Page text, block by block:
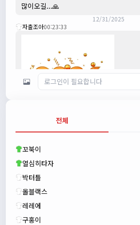
많이오길...🙏
12/31/2025
자출조아00:23:33
새해 복많이 받으세요!!
자출조아00:23:55
전체
꼬북이
열심히타자
박터틀
올블랙스
레레에
구홍이